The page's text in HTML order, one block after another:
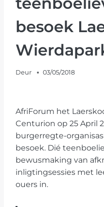
besoek
Deur 03/05/2018
AfriForum het
Centurion op 25 April
burgerregte-
besoek. Dié
bewusmaking van
inligtingsessies met
ouers in.